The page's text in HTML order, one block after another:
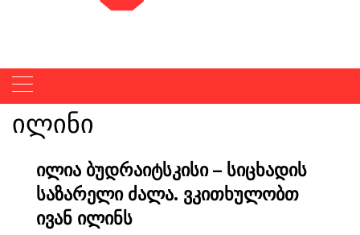
ილინი
ილია ბუდრაიტსკისი – სიცხადის
საზარელი ძალა. ვკითხულობთ
ივან ილინს